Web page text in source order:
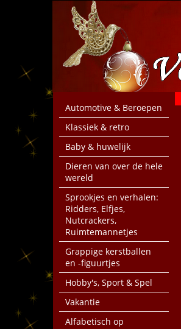
Automotive & Beroepen
Klassiek & retro
Baby & huwelijk
Dieren van over de hele
wereld
Sprookjes en verhalen:
Ridders, Elfjes,
Nutcrackers,
Ruimtemannetjes
Grappige kerstballen
en -figuurtjes
Hobby's, Sport & Spel
Vakantie
Alfabetisch op